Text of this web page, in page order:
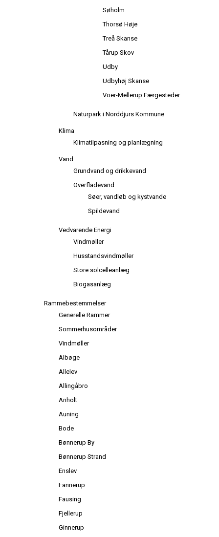
Søholm
Thorsø Høje
Treå Skanse
Tårup Skov
Udby
Udbyhøj Skanse
Voer-Mellerup Færgesteder
Naturpark i Norddjurs Kommune
Klima
Klimatilpasning og planlægning
Vand
Grundvand og drikkevand
Overfladevand
Søer, vandløb og kystvande
Spildevand
Vedvarende Energi
Vindmøller
Husstandsvindmøller
Store solcelleanlæg
Biogasanlæg
Rammebestemmelser
Generelle Rammer
Sommerhusområder
Vindmøller
Albøge
Allelev
Allingåbro
Anholt
Auning
Bode
Bønnerup By
Bønnerup Strand
Enslev
Fannerup
Fausing
Fjellerup
Ginnerup